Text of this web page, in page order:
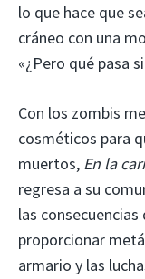
lo que hace que
cráneo con una
«¿Pero qué pasa
Con los zombis
cosméticos para
muertos, En la
regresa a su
las
proporcionar
armario y las